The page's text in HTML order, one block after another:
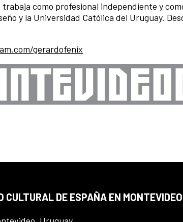
como profesional independiente y
y la Universidad Católica del Uruguay.
gerardofenix
CULTURAL DE ESPAÑA EN MONTEVIDEO